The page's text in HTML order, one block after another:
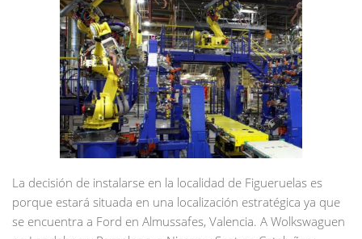
La decisión de instalarse en la localidad de Figueruelas es
porque estará situada en una localización estratégica ya que
se encuentra a Ford en Almussafes, Valencia. A Wolkswaguen